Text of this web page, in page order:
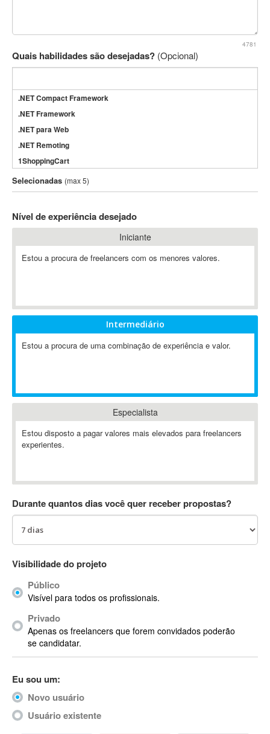
4781
Quais habilidades são desejadas? (Opcional)
.NET Compact Framework
.NET Framework
.NET para Web
.NET Remoting
1ShoppingCart
3DS Max
3GSM
802.11
A-GPS
ABAP
Abaqus
ABBYY FineReader
Ableton
Ableton Push
Abstract
AC3
ACID Pro
ACPI
Acrobat
Acrobat X
Acronis
ACT
Actimize
ActionScript
ActionScript 3
Selecionadas (max 5)
Nível de experiência desejado
Iniciante
Estou a procura de freelancers com os menores valores.
Intermediário
Estou a procura de uma combinação de experiência e valor.
Especialista
Estou disposto a pagar valores mais elevados para freelancers
experientes.
Durante quantos dias você quer receber propostas?
Visibilidade do projeto
Público
Visível para todos os profissionais.
Privado
Apenas os freelancers que forem convidados poderão
se candidatar.
Eu sou um:
Novo usuário
Usuário existente